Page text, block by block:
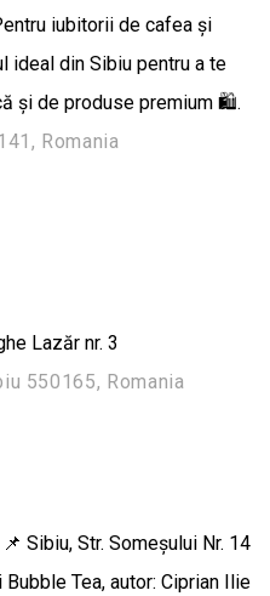
iubitorii de cafea și
ideal din Sibiu pentru a te
și de produse premium 🛍️.
Romania
Lazăr nr. 3
550165, Romania
Sibiu, Str. Someșului Nr. 14
Tea, autor: Ciprian Ilie